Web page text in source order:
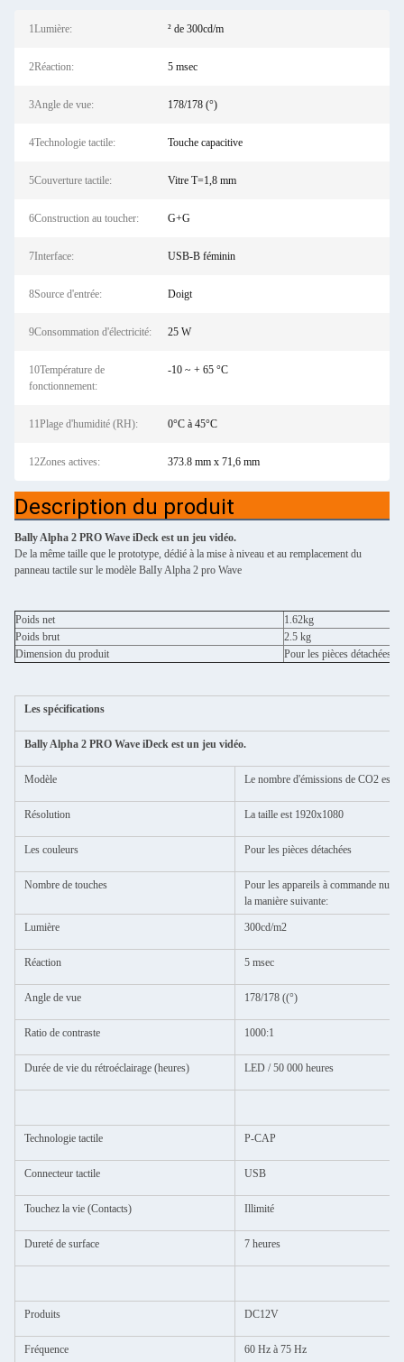
1Lumière: ² de 300cd/m
2Réaction: 5 msec
3Angle de vue: 178/178 (°)
4Technologie tactile: Touche capacitive
5Couverture tactile: Vitre T=1,8 mm
6Construction au toucher: G+G
7Interface: USB-B féminin
8Source d'entrée: Doigt
9Consommation d'électricité: 25 W
10Température de
fonctionnement:
-10 ~ + 65 °C
11Plage d'humidité (RH): 0°C à 45°C
12Zones actives: 373.8 mm x 71,6 mm
Description du produit
Bally Alpha 2 PRO Wave iDeck est un jeu vidéo.
De la même taille que le prototype, dédié à la mise à niveau et au remplacement du
panneau tactile sur le modèle BalIy Alpha 2 pro Wave
Poids net
1.62kg
Poids brut
2.5 kg
Dimension du produit
Pour les pièces détachées:
Les spécifications
Bally Alpha 2 PRO Wave iDeck est un jeu vidéo.
Modèle Le nombre d'émissions de CO2 est
Résolution La taille est 1920x1080
Les couleurs Pour les pièces détachées
Nombre de touches
Pour les appareils à commande
la manière suivante:
Lumière 300cd/m2
Réaction 5 msec
Angle de vue 178/178 ((°)
Ratio de contraste 1000:1
Durée de vie du rétroéclairage (heures) LED / 50 000 heures
Technologie tactile P-CAP
Connecteur tactile USB
Touchez la vie (Contacts) Illimité
Dureté de surface 7 heures
Produits DC12V
Fréquence 60 Hz à 75 Hz